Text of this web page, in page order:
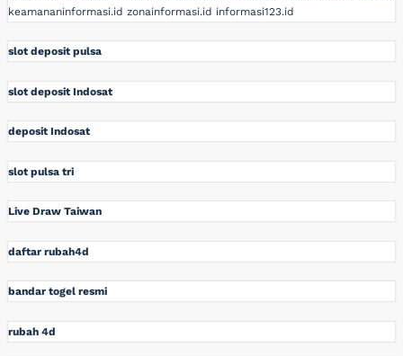
keamananinformasi.id zonainformasi.id informasi123.id
slot deposit pulsa
slot deposit Indosat
deposit Indosat
slot pulsa tri
Live Draw Taiwan
daftar rubah4d
bandar togel resmi
rubah 4d